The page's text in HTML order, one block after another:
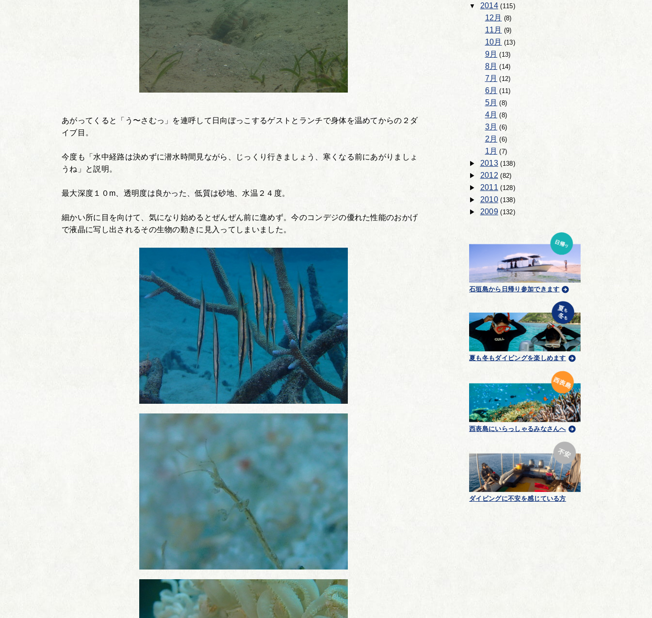
あがってくると「う〜さむっ」を連呼して日向ぼっこするゲストとランチで身体を温めてからの２ダ
イブ目。
今度も「水中経路は決めずに潜水時間見ながら、じっくり行きましょう、寒くなる前にあがりましょ
うね」と説明。
最大深度１０m、透明度は良かった、低質は砂地、水温２４度。
細かい所に目を向けて、気になり始めるとぜんぜん前に進めず。今のコンデジの優れた性能のおかげ
で液晶に写し出されるその生物の動きに見入ってしまいました。
2014(115)
12月 (8)
11月 (9)
10月 (13)
9月 (13)
8月 (14)
7月 (12)
6月 (11)
5月 (8)
4月 (8)
3月 (6)
2月 (6)
1月 (7)
2013(138)
2012 (82)
2011(128)
2010(138)
2009(132)
石垣島から日帰り参加できます
夏も冬もダイビングを楽しめます
西表島にいらっしゃるみなさんへ
ダイビングに不安を感じている方